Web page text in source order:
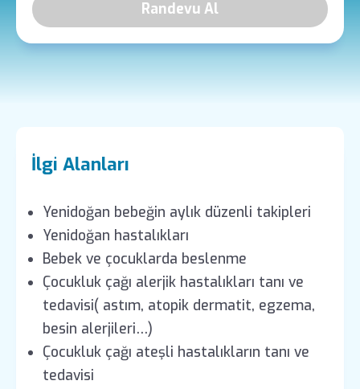
Randevu Al
İlgi Alanları
Yenidoğan bebeğin aylık düzenli takipleri
Yenidoğan hastalıkları
Bebek ve çocuklarda beslenme
Çocukluk çağı alerjik hastalıkları tanı ve
tedavisi( astım, atopik dermatit, egzema,
besin alerjileri…)
Çocukluk çağı ateşli hastalıkların tanı ve
tedavisi